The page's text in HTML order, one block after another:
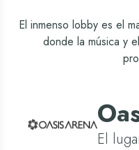
El inmenso lobby es el
donde la música y
El